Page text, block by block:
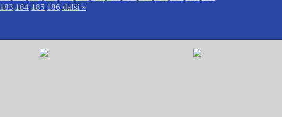
183 184 185 186 další »